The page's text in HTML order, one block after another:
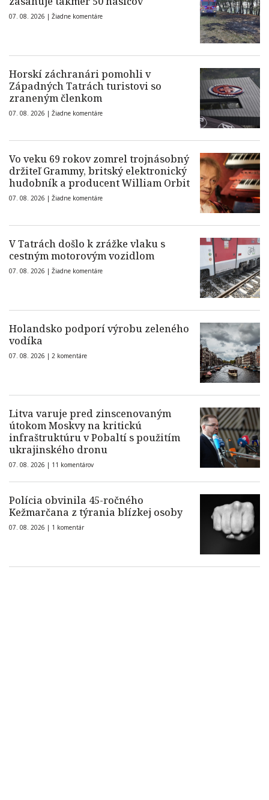
07. 08. 2026 | Žiadne komentáre
Horskí záchranári pomohli v
Západných Tatrách turistovi so
zraneným členkom
07. 08. 2026 | Žiadne komentáre
Vo veku 69 rokov zomrel trojnásobný
držiteľ Grammy, britský elektronický
hudobník a producent William Orbit
07. 08. 2026 | Žiadne komentáre
V Tatrách došlo k zrážke vlaku s
cestným motorovým vozidlom
07. 08. 2026 | Žiadne komentáre
Holandsko podporí výrobu zeleného
vodíka
07. 08. 2026 | 2 komentáre
Litva varuje pred zinscenovaným
útokom Moskvy na kritickú
infraštruktúru v Pobaltí s použitím
ukrajinského dronu
07. 08. 2026 | 11 komentárov
Polícia obvinila 45-ročného
Kežmarčana z týrania blízkej osoby
07. 08. 2026 | 1 komentár